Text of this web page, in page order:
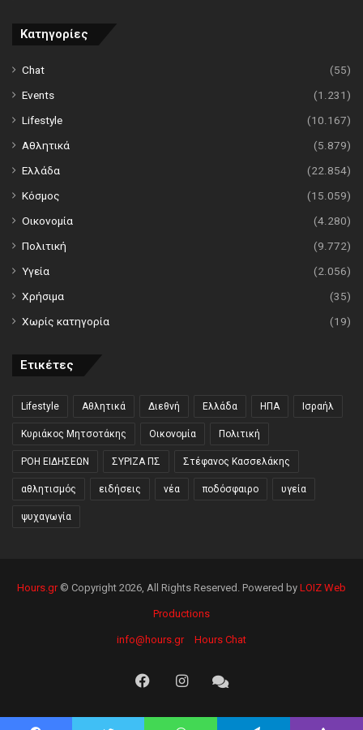
Κατηγορίες
Chat
(55)
Events
(1.231)
Lifestyle
(10.167)
Αθλητικά
(5.879)
Ελλάδα
(22.854)
Κόσμος
(15.059)
Οικονομία
(4.280)
Πολιτική
(9.772)
Υγεία
(2.056)
Χρήσιμα
(35)
Χωρίς κατηγορία
(19)
Ετικέτες
Lifestyle Αθλητικά Διεθνή Ελλάδα ΗΠΑ Ισραήλ
Κυριάκος Μητσοτάκης Οικονομία Πολιτική
ΡΟΗ ΕΙΔΗΣΕΩΝ ΣΥΡΙΖΑ ΠΣ Στέφανος Κασσελάκης
αθλητισμός ειδήσεις νέα ποδόσφαιρο υγεία
ψυχαγωγία
Hours.gr© Copyright 2026, All Rights Reserved. Powered by LOIZ Web
Productions
info@hours.gr Hours Chat
FacebookInstagramHours
Chat